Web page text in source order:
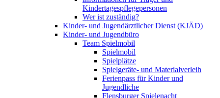
Kindertagespflegepersonen
Wer ist zuständig?
Kinder- und Jugendärztlicher Dienst (KJÄD)
Kinder- und Jugendbüro
Team Spielmobil
Spielmobil
Spielplätze
Spielgeräte- und Materialverleih
Ferienpass für Kinder und
Jugendliche
Flensburger Spielenacht